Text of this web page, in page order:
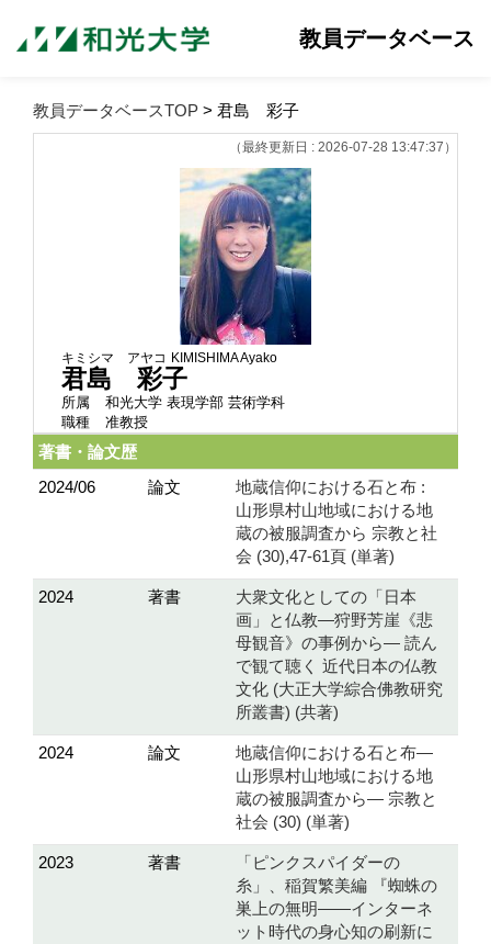
教員データベース
教員データベースTOP > 君島 彩子
（最終更新日 : 2026-07-28 13:47:37）
キミシマ アヤコ KIMISHIMA Ayako
君島 彩子
所属
和光大学 表現学部 芸術学科
職種
准教授
著書・論文歴
2024/06
論文
地蔵信仰における石と布 :
山形県村山地域における地
蔵の被服調査から 宗教と社
会 (30),47-61頁 (単著)
2024 著書
大衆文化としての「日本
画」と仏教―狩野芳崖《悲
母観音》の事例から― 読ん
で観て聴く 近代日本の仏教
文化 (大正大学綜合佛教研究
所叢書) (共著)
2024 論文
地蔵信仰における石と布―
山形県村山地域における地
蔵の被服調査から― 宗教と
社会 (30) (単著)
2023 著書
「ピンクスパイダーの
糸」、稲賀繁美編 『蜘蛛の
巣上の無明――インターネ
ット時代の身心知の刷新に